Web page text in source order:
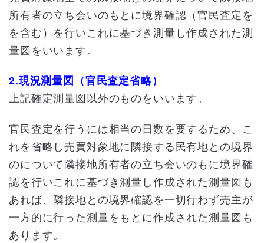
所有者の立ち会いのもとに境界確認（官民査定を
を含む）を行いこれに基づき測量し作成された測
量図をいいます。
2.現況測量図（官民査定省略）
上記確定測量図以外のものをいいます。
官民査定を行うには相当の日数を要するため、こ
れを省略し売買対象地に隣接する民有地との境界
のについて隣接地所有者の立ち会いのもに境界確
認を行いこれに基づき測量し作成された測量図も
あれば、隣接地との境界確認を一切行わず売主が
一方的に行った測量をもとに作成された測量図も
あります。